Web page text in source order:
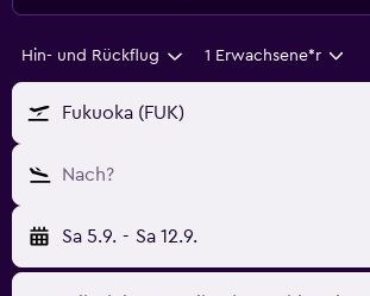
Hin- und Rückflug 1 Erwachsene*r
Fukuoka (FUK)
Nach?
Sa 5.9. - Sa 12.9.